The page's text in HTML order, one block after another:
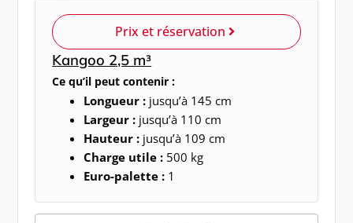
Kangoo 2,5 m³
Ce qu’il peut contenir :
Longueur : jusqu’à 145 cm
Largeur : jusqu’à 110 cm
Hauteur : jusqu’à 109 cm
Charge utile : 500 kg
Euro-palette : 1
Prix et réservation